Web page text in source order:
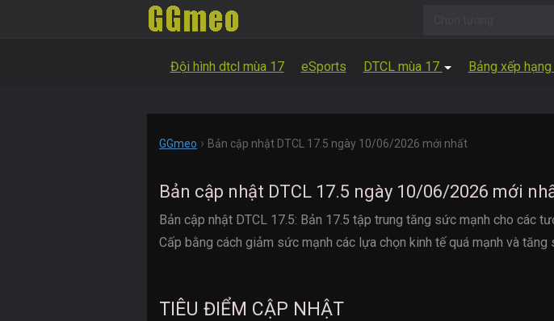
Đội hình dtcl mùa 17 eSports DTCL mùa 17 Bảng xếp hạng
GGmeo › Bản cập nhật DTCL 17.5 ngày 10/06/2026 mới nhất
Bản cập nhật DTCL 17.5 ngày 10/06/2026 mới
Bản cập nhật DTCL 17.5: Bản 17.5 tập trung tăng sức mạnh cho các
Cấp bằng cách giảm sức mạnh các lựa chọn kinh tế quá mạnh và
TIÊU ĐIỂM CẬP NHẬT